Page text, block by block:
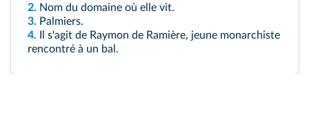
2. Nom du domaine où elle vit.
3. Palmiers.
4.
Il s'agit de Raymon de Ramière, jeune monarchiste
rencontré à un bal.